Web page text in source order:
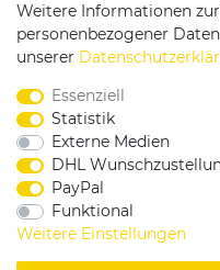
Service & Kontakt
Rufen Sie uns an
0375 - 21459172
Widerrufsrecht |
Weitere Informationen
personenbezogener
unserer
Essenziell
Statistik
Externe Medien
DHL
PayPal
Funktional
Weitere Einstellungen